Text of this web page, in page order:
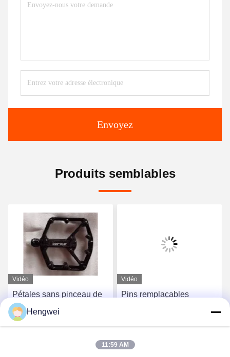
Envoyez
Produits semblables
Vidéo
Pétales sans pinceau de
vélo de montagne en
aluminium à double face
Obtenez le meilleur prix
Vidéo
Pins remplaçables
plateforme 300 grammes
Hengwei
11:59 AM